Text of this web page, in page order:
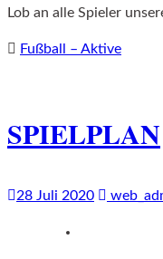
Lob an alle Spieler
Fußball – Aktive
SPIELPLAN
28 Juli 2020